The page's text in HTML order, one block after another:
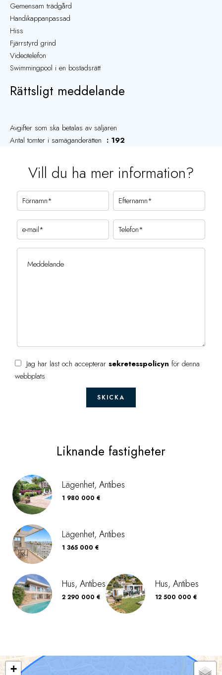
Gemensam trädgård
Handikappanpassad
Hiss
Fjärrstyrd grind
Videotelefon
Swimmingpool i en bostadsrätt
Rättsligt meddelande
Avgifter som ska betalas av säljaren
Antal tomter i samäganderätten
192
Vill du ha mer information?
Jag har läst och accepterar sekretesspolicyn för denna
webbplats
SKICKA
Liknande fastigheter
Lägenhet, Antibes
1 980 000 €
Lägenhet, Antibes
1 365 000 €
Hus, Antibes
2 290 000 €
Hus, Antibes
12 500 000 €
+